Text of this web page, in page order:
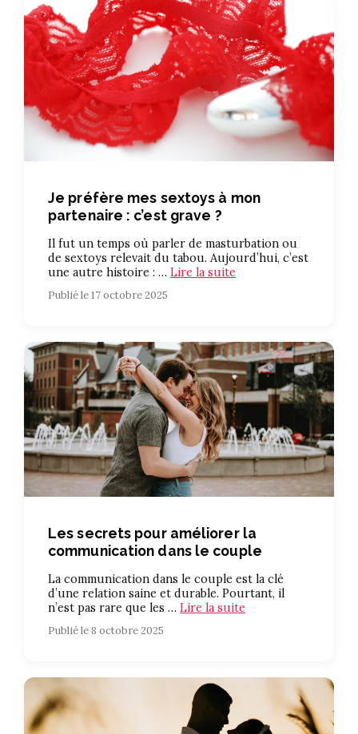
Je préfère mes sextoys à mon
partenaire : c’est grave ?
Il fut un temps où parler de masturbation ou
de sextoys relevait du tabou. Aujourd’hui, c’est
une autre histoire : … Lire la suite
Publié le 17 octobre 2025
Les secrets pour améliorer la
communication dans le couple
La communication dans le couple est la clé
d’une relation saine et durable. Pourtant, il
n’est pas rare que les … Lire la suite
Publié le 8 octobre 2025